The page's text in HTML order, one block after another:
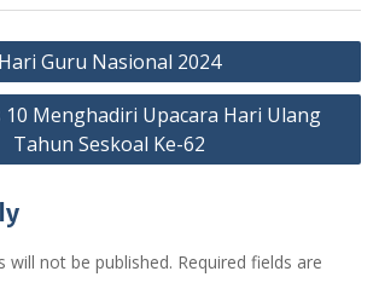
Hari Guru Nasional 2024
10 Menghadiri Upacara Hari Ulang
Tahun Seskoal Ke-62
will not be published. Required fields are